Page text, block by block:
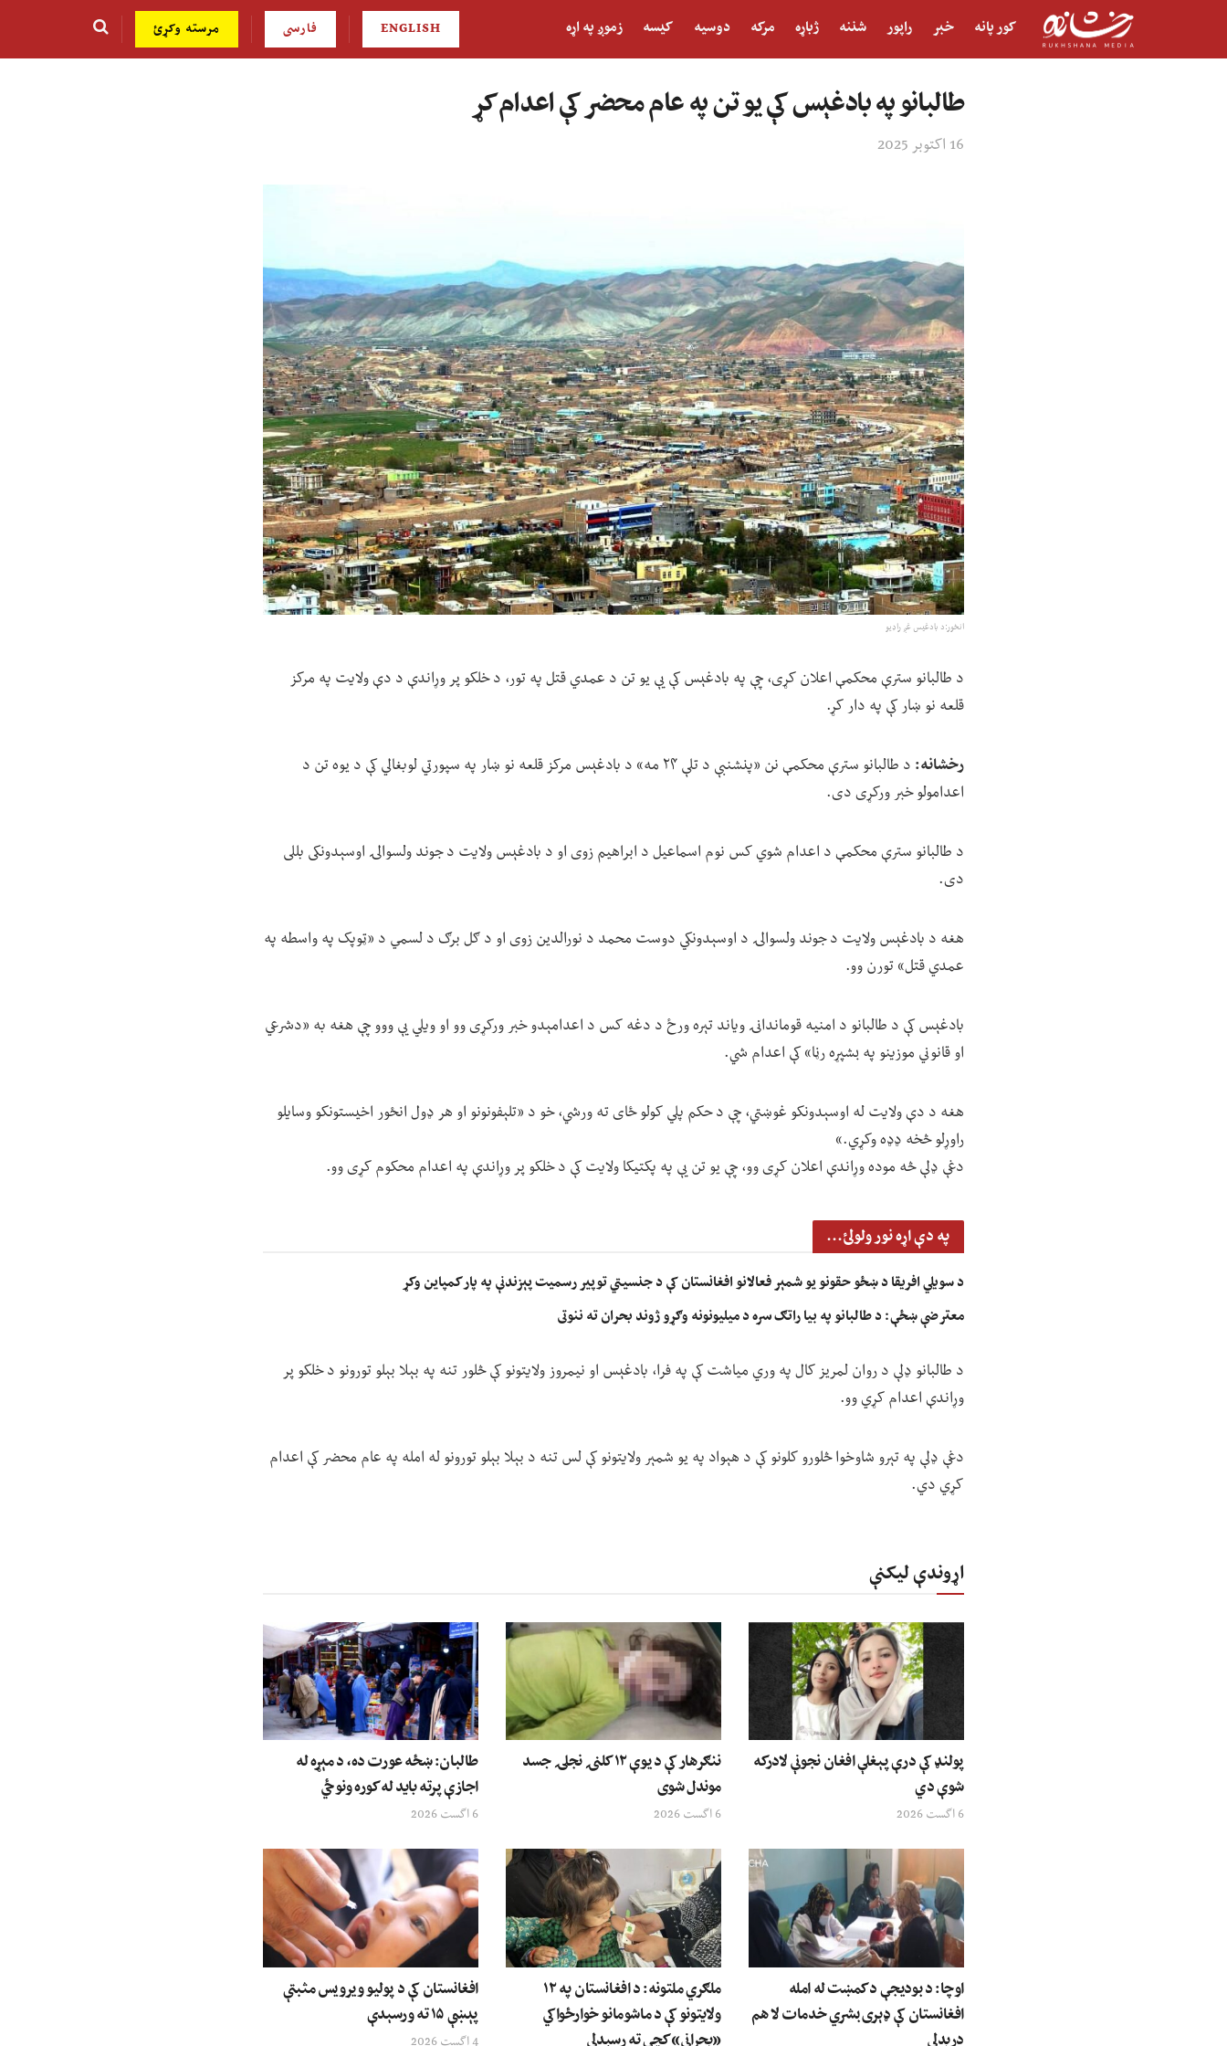
کور پانه خبر راپور شننه ژباړه مرکه دوسیه کیسه زموږ په اړه ENGLISH فارسی مرسته وکړئ
طالبانو په بادغېس کې یو تن په عام محضر کې اعدام کړ
16 اکتوبر 2025
انځور:د بادغیس غږ راډیو
د طالبانو سترې محکمې اعلان کړی، چې په بادغېس کې یې یو تن د عمدي قتل په تور، د خلکو پر وړاندې د دې ولایت په مرکز
قلعه نو ښار کې په دار کړ.
رخشانه:
د طالبانو سترې محکمې نن «پنشنبې د تلې ۲۴ مه» د بادغېس مرکز قلعه نو ښار په سپورتي لوبغالي کې د یوه تن د
اعدامولو خبر ورکړی دی.
د طالبانو سترې محکمې د اعدام شوي کس نوم اسماعیل د ابراهیم زوی او د بادغېس ولایت د جوند ولسوالۍ اوسېدونکی بللی
دی.
هغه د بادغېس ولایت د جوند ولسوالۍ د اوسېدونکي دوست محمد د نورالدین زوی او د ګل برګ د لسمي د «ټوپک په واسطه په
عمدي قتل» تورن وو.
بادغېس کې د طالبانو د امنیه قوماندانۍ ویاند تېره ورځ د دغه کس د اعدامېدو خبر ورکړی وو او ویلي یې ووو چې هغه به «دشرعي
او قانوني موزینو په بشپړه رڼا» کې اعدام شي.
هغه د دې ولایت له اوسېدونکو غوښتي، چې د حکم پلي کولو ځای ته ورشي، خو د «تلېفونونو او هر ډول انځور اخیستونکو وسایلو
راوړلو څخه ډډه وکړي.»
دغې ډلې څه موده وړاندې اعلان کړی وو، چې یو تن یې په پکتیکا ولایت کې د خلکو پر وړاندې په اعدام محکوم کړی وو.
په دې اړه نور ولولئ...
د سویلي افریقا د ښځو حقونو یو شمېر فعالانو افغانستان کې د جنسیتي توپیر رسمیت پېزندنې په پار کمپاین وکړ
معترضې ښځې: د طالبانو په بیا راتګ سره د میلیونونه وګړو ژوند بحران ته ننوتی
د طالبانو ډلې د روان لمریز کال په وري میاشت کې په فرا، بادغېس او نیمروز ولایتونو کې څلور تنه په بېلا بېلو تورونو د خلکو پر
وړاندې اعدام کړي وو.
دغې ډلې په تېرو شاوخوا څلورو کلونو کې د هېواد په یو شمېر ولایتونو کې لس تنه د بېلا بېلو تورونو له امله په عام محضر کې اعدام
کړي دي.
اړوندې لیکنې
پولنډ کې درې پېغلې افغان نجونې لادرکه
شوې دي
6 اگست 2026
ننګرهار کې د یوې ۱۲ کلنۍ نجلۍ جسد
موندل شوی
6 اگست 2026
طالبان: ښځه عورت ده، د مېړه له
اجازې پرته باید له کوره ونوځي
6 اگست 2026
اوچا: د بودیجې د کمښت له امله
افغانستان کې ډېری بشري خدمات لا هم
ملګري ملتونه: د افغانستان په ۱۲
ولایتونو کې د ماشومانو خوارځواکي
افغانستان کې د پولیو ویرویس مثبتې
پېښې ۱۵ ته ورسېدې